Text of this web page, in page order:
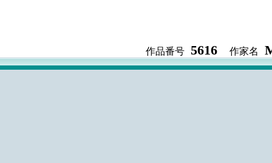
作品番号 5616 作家名